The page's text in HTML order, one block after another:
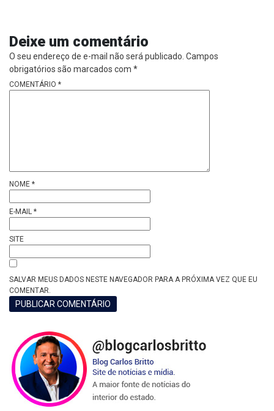
Deixe um comentário
O seu endereço de e-mail não será publicado. Campos
obrigatórios são marcados com *
COMENTÁRIO *
NOME *
E-MAIL *
SITE
SALVAR MEUS DADOS NESTE NAVEGADOR PARA A PRÓXIMA VEZ QUE EU
COMENTAR.